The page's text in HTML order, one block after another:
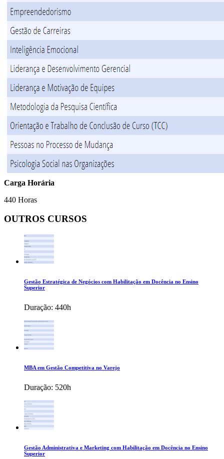
Carga Horária
440 Horas
OUTROS CURSOS
Gestão Estratégica de Negócios com Habilitação em Docência no Ensino
Superior
Duração: 440h
MBA em Gestão Competitiva no Varejo
Duração: 520h
Gestão Administrativa e Marketing com Habilitação em Docência no Ensino
Superior